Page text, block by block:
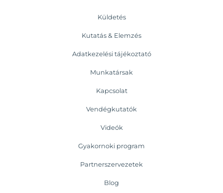
Küldetés
Kutatás & Elemzés
Adatkezelési tájékoztató
Munkatársak
Kapcsolat
Vendégkutatók
Videók
Gyakornoki program
Partnerszervezetek
Blog